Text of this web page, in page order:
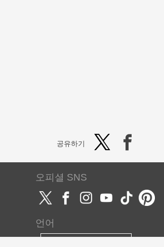
공유하기
오피셜 SNS
언어